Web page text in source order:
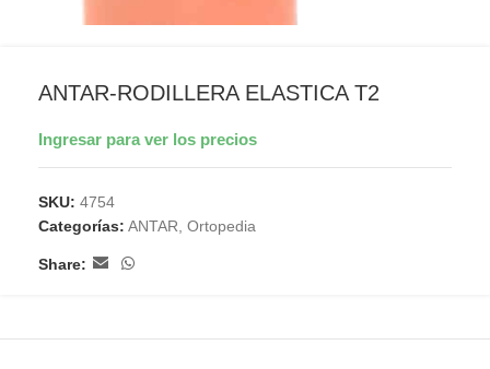
ANTAR-RODILLERA ELASTICA T2
Ingresar para ver los precios
SKU: 4754
Categorías: ANTAR Ortopedia
Share: